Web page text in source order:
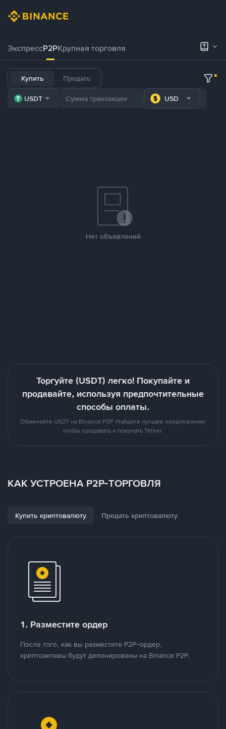
ЭкспрессP2PКрупная торговля
Купить Продать
USDT USD
Нет объявлений
Торгуйте (USDT) легко! Покупайте и
продавайте, используя предпочтительные
способы оплаты.
Обменяйте USDT на Binance P2P. Найдите лучшее предложение,
чтобы продавать и покупать Tether.
КАК УСТРОЕНА P2P-ТОРГОВЛЯ
Купить криптовалюту Продать криптовалюту
1. Разместите ордер
После того, как вы разместите P2P-ордер,
криптоактивы будут депонированы на Binance P2P.